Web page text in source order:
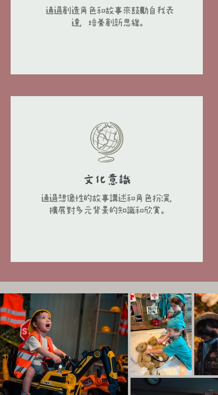
通過創造角色和故事來鼓勵自我表
達，培養創新思維。
文化意識
通過想像性的故事講述和角色扮演，
擴展對多元背景的知識和欣賞。